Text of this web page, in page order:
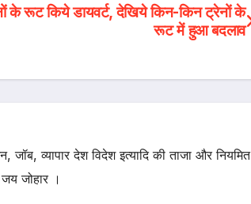
के रूट किये डायवर्ट, देखिये किन-किन ट्रेनों के
रूट में हुआ बदलाव
व्यापार देश विदेश इत्यादि की ताजा और नियमित
जोहार ।